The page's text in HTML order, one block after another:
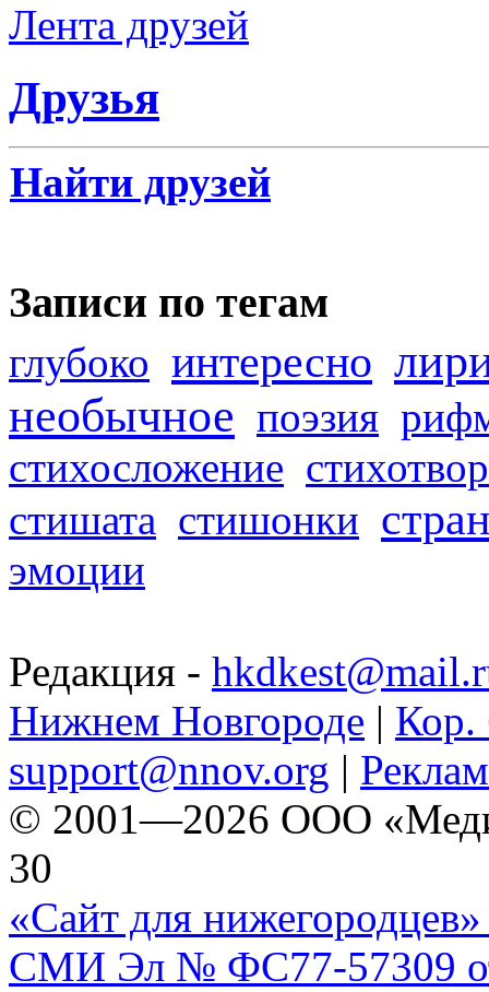
Лента друзей
Друзья
Найти друзей
Записи по тегам
глубоко интересно
необычное поэзия
стихосложение
стишата стишонки
эмоции
Редакция -
Нижнем Новгороде | Кор.
support@nnov.org |
© 2001—2026 ООО
30
«Сайт для нижегородцев»
СМИ Эл № ФС77-57309